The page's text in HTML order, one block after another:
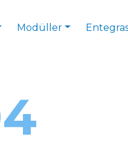
Modüller